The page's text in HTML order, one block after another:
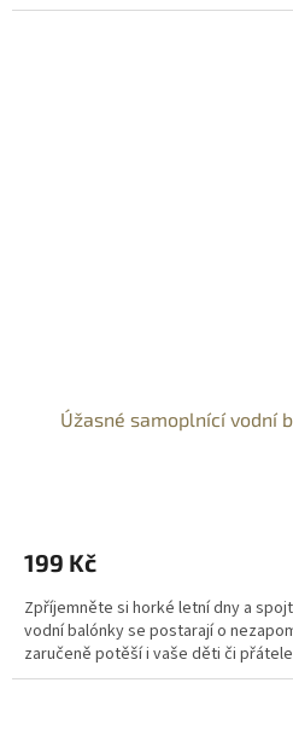
Úžasné samoplnící vodní
199 Kč
Zpříjemněte si horké letní dny a
vodní balónky se postarají o
zaručeně potěší i vaše děti či